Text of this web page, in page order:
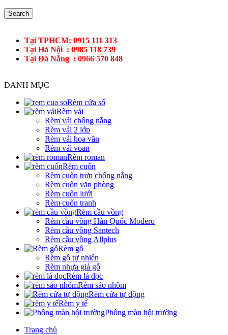
Search
Tại TPHCM: 0915 111 313
Tại Hà Nội : 0985 118 739
Tại Đà Nẵng : 0966 570 848
DANH MỤC
Rèm cửa sổ
Rèm vải
Rèm vải chống nắng
Rèm vải 2 lớp
Rèm vải hoa văn
Rèm vải voan
Rèm roman
Rèm cuốn
Rèm cuốn trơn chống nắng
Rèm cuốn văn phòng
Rèm cuốn lưới
Rèm cuốn tranh
Rèm cầu vồng
Rèm cầu vồng Hàn Quốc Modero
Rèm cầu vồng Santech
Rèm cầu vồng Allplus
Rèm gỗ
Rèm gỗ tự nhiên
Rèm nhựa giả gỗ
Rèm lá dọc
Rèm sáo nhôm
Rèm cửa tự động
Rèm y tế
Phông màn hội trường
Trang chủ